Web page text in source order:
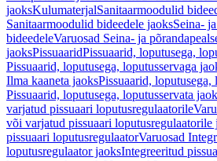
jaoksKulumaterjalSanitaarmoodulid
Sanitaarmoodulid bideedele jaoksSeina-
bideedeleVaruosad Seina- ja
jaoksPissuaaridPissuaarid, loputusega,
Pissuaarid, loputusega, loputusservaga
Ilma kaaneta jaoksPissuaarid, loputusega,
Pissuaarid, loputusega, loputusservata
varjatud pissuaari loputusregulaatorile
või varjatud pissuaari loputusregulaatorile
pissuaari loputusregulaatorVaruosad
loputusregulaator jaoksIntegreeritud